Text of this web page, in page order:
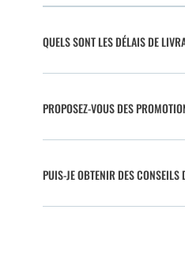
QUELS SONT LES DÉLAIS DE
PROPOSEZ-VOUS DES
PUIS-JE OBTENIR DES CONSEILS